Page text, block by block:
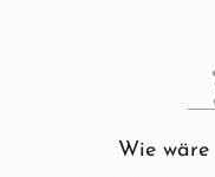
Wie wäre